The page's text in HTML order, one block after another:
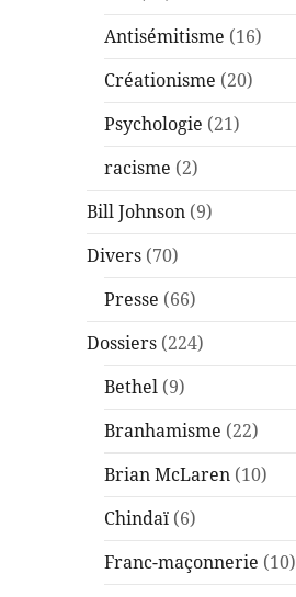
Antisémitisme (16)
Créationisme (20)
Psychologie (21)
racisme (2)
Bill Johnson (9)
Divers (70)
Presse (66)
Dossiers (224)
Bethel (9)
Branhamisme (22)
Brian McLaren (10)
Chindaï (6)
Franc-maçonnerie (10)